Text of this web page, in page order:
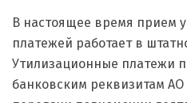
В настоящее время прием
платежей работает в
Утилизационные платежи
банковским реквизитам